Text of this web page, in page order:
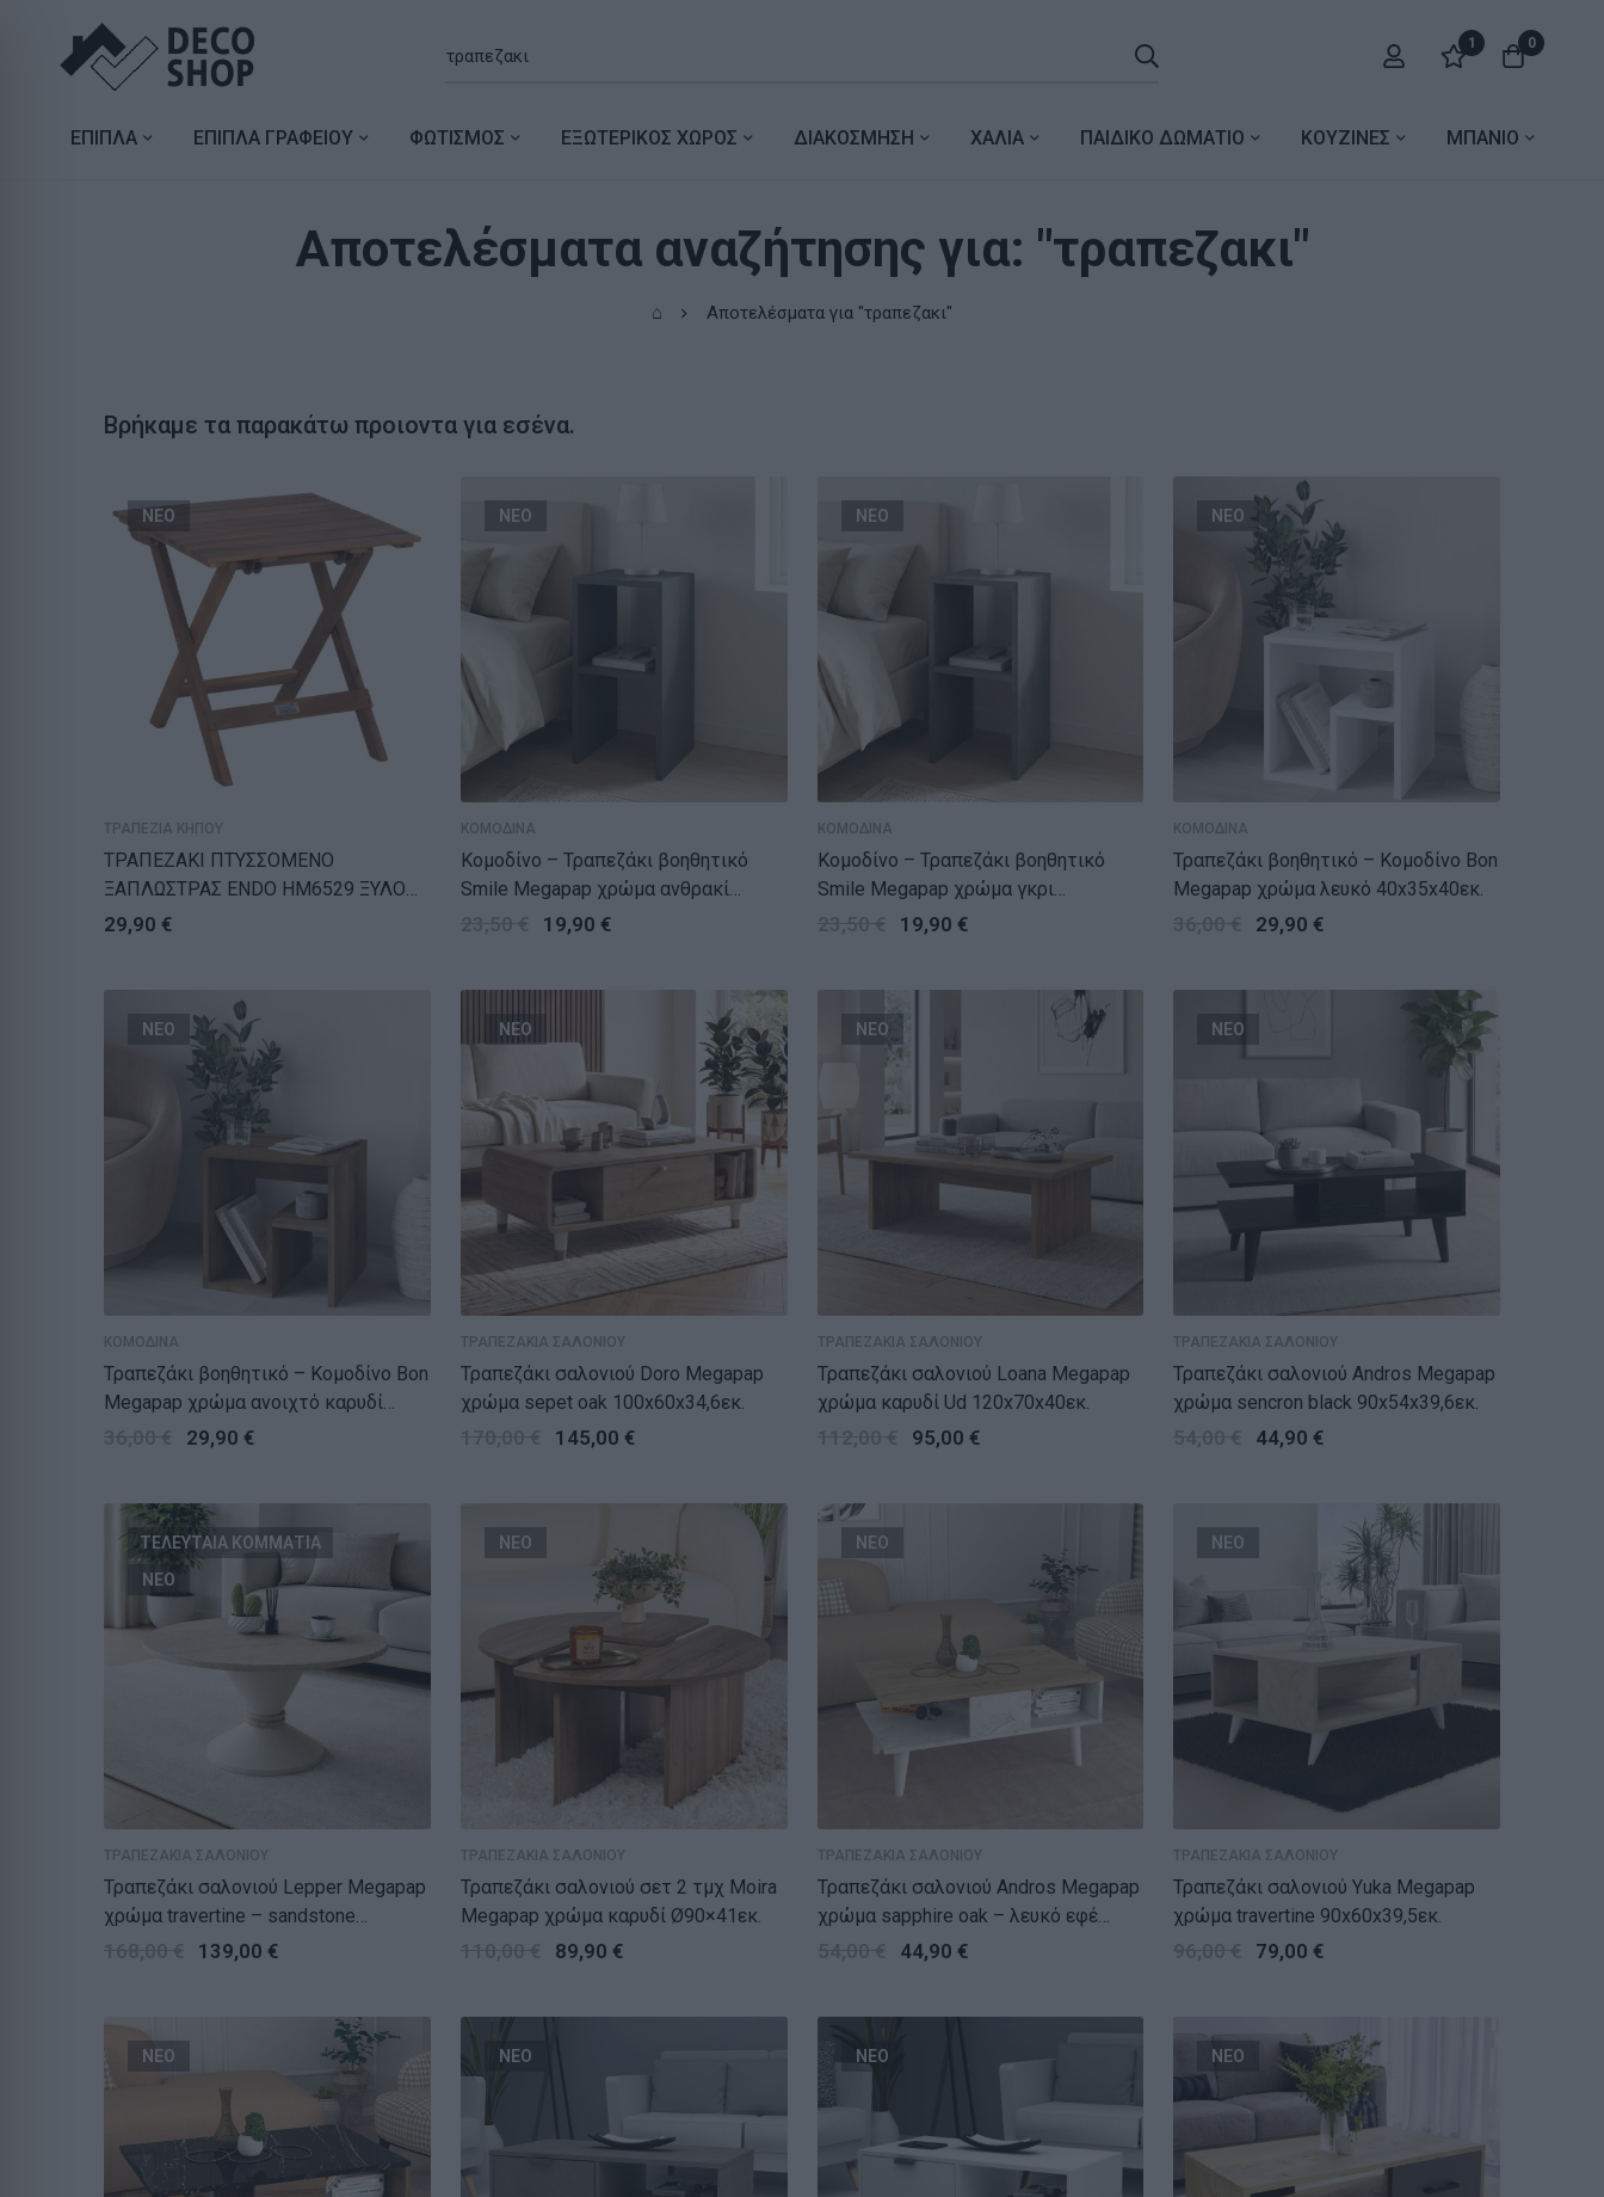
1 0
ΕΠΙΠΛΑ ΕΠΙΠΛΑ ΓΡΑΦΕΙΟΥ ΦΩΤΙΣΜΟΣ ΕΞΩΤΕΡΙΚΟΣ ΧΩΡΟΣ ΔΙΑΚΟΣΜΗΣΗ ΧΑΛΙΑ ΠΑΙΔΙΚΟ ΔΩΜΑΤΙΟ ΚΟΥΖΙΝΕΣ ΜΠΑΝΙΟ
Αποτελέσματα αναζήτησης για: "τραπεζακι"
⌂ Αποτελέσματα για "τραπεζακι"
Βρήκαμε τα παρακάτω προιοντα για εσένα.
ΝΕΟ
ΤΡΑΠΕΖΙΑ ΚΗΠΟΥ
ΤΡΑΠΕΖΑΚΙ ΠΤΥΣΣΟΜΕΝΟ
ΞΑΠΛΩΣΤΡΑΣ ENDO HM6529 ΞΥΛΟ
ΑΚΑΚΙΑΣ–ΦΥΣΙΚΟ 45x45x45Υεκ
29,90 €
ΝΕΟ
ΚΟΜΟΔΙΝΑ
Κομοδίνο – Τραπεζάκι βοηθητικό
Smile Megapap χρώμα ανθρακί
30x30x60εκ.19,90 €
ΝΕΟ
ΚΟΜΟΔΙΝΑ
Κομοδίνο – Τραπεζάκι βοηθητικό
Smile Megapap χρώμα γκρι
σκυροδέματος 30x30x60εκ.
19,90 €
ΝΕΟ
ΚΟΜΟΔΙΝΑ
Τραπεζάκι βοηθητικό – Κομοδίνο Bon
Megapap χρώμα λευκό 40x35x40εκ.
29,90€
ΝΕΟ
ΚΟΜΟΔΙΝΑ
Τραπεζάκι βοηθητικό – Κομοδίνο Bon
Megapap χρώμα ανοιχτό καρυδί
40x35x40εκ.29,90 €
ΝΕΟ
ΤΡΑΠΕΖΑΚΙΑ ΣΑΛΟΝΙΟΥ
Τραπεζάκι σαλονιού Doro Megapap
χρώμα sepet oak 100x60x34,6εκ.
145,00 €
ΝΕΟ
ΤΡΑΠΕΖΑΚΙΑ ΣΑΛΟΝΙΟΥ
Τραπεζάκι σαλονιού Loana Megapap
χρώμα καρυδί Ud 120x70x40εκ.
95,00 €
ΝΕΟ
ΤΡΑΠΕΖΑΚΙΑ ΣΑΛΟΝΙΟΥ
Τραπεζάκι σαλονιού Andros Megapap
χρώμα sencron black 90x54x39,6εκ.
44,90€
ΤΕΛΕΥΤΑΙΑ ΚΟΜΜΑΤΙΑ
ΝΕΟ
ΤΡΑΠΕΖΑΚΙΑ ΣΑΛΟΝΙΟΥ
Τραπεζάκι σαλονιού Lepper Megapap
χρώμα travertine – sandstone
Ø75×39,8εκ.139,00 €
ΝΕΟ
ΤΡΑΠΕΖΑΚΙΑ ΣΑΛΟΝΙΟΥ
Τραπεζάκι σαλονιού σετ 2 τμχ Moira
Megapap χρώμα καρυδί Ø90×41εκ.
89,90 €
ΝΕΟ
ΤΡΑΠΕΖΑΚΙΑ ΣΑΛΟΝΙΟΥ
Τραπεζάκι σαλονιού Andros Megapap
χρώμα sapphire oak – λευκό εφέ
μαρμάρου 90x54x39,6εκ.
44,90 €
ΝΕΟ
ΤΡΑΠΕΖΑΚΙΑ ΣΑΛΟΝΙΟΥ
Τραπεζάκι σαλονιού Yuka Megapap
χρώμα travertine 90x60x39,5εκ.
79,00€
ΝΕΟ ΝΕΟ ΝΕΟ ΝΕΟ